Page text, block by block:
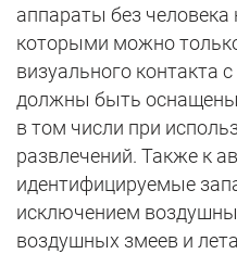
аппараты без человека
которыми можно
визуального контакта
должны быть
в том числи при
развлечений. Также к
идентифицируемые
исключением
воздушных змеев и